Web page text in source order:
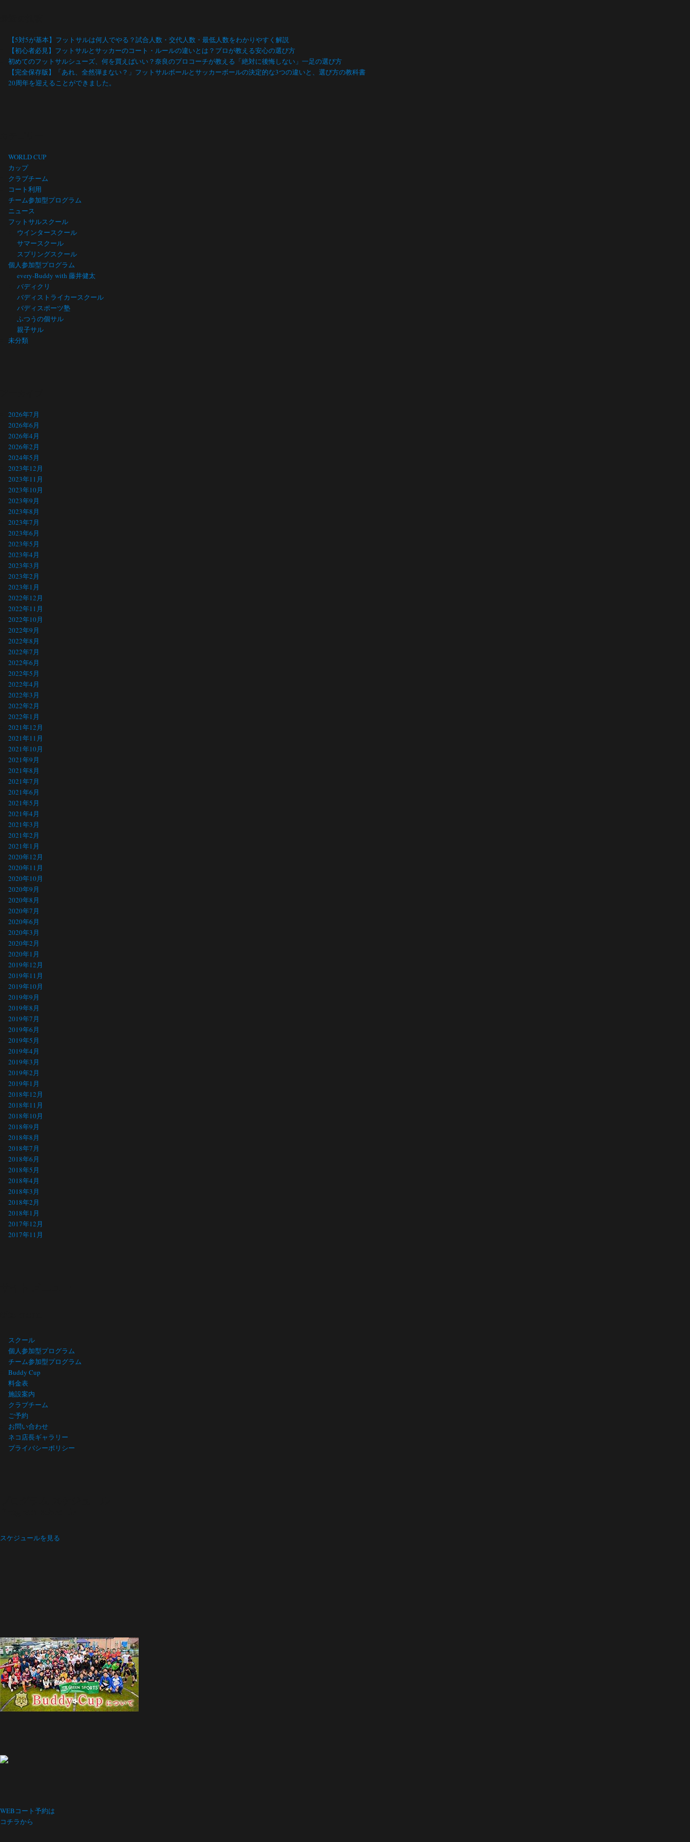
【5対5が基本】フットサルは何人でやる？試合人数・交代人数・最低人数をわかりやすく解説
【初心者必見】フットサルとサッカーのコート・ルールの違いとは？プロが教える安心の選び方
初めてのフットサルシューズ、何を買えばいい？奈良のプロコーチが教える「絶対に後悔しない」一足の選び方
【完全保存版】「あれ、全然弾まない？」フットサルボールとサッカーボールの決定的な3つの違いと、選び方の教科書
20周年を迎えることができました。
WORLD CUP
カップ
クラブチーム
コート利用
チーム参加型プログラム
ニュース
フットサルスクール
ウインタースクール
サマースクール
スプリングスクール
個人参加型プログラム
every-Buddy with 藤井健太
バディクリ
バディストライカースクール
バディスポーツ塾
ふつうの個サル
親子サル
未分類
2026年7月
2026年6月
2026年4月
2026年2月
2024年5月
2023年12月
2023年11月
2023年10月
2023年9月
2023年8月
2023年7月
2023年6月
2023年5月
2023年4月
2023年3月
2023年2月
2023年1月
2022年12月
2022年11月
2022年10月
2022年9月
2022年8月
2022年7月
2022年6月
2022年5月
2022年4月
2022年3月
2022年2月
2022年1月
2021年12月
2021年11月
2021年10月
2021年9月
2021年8月
2021年7月
2021年6月
2021年5月
2021年4月
2021年3月
2021年2月
2021年1月
2020年12月
2020年11月
2020年10月
2020年9月
2020年8月
2020年7月
2020年6月
2020年3月
2020年2月
2020年1月
2019年12月
2019年11月
2019年10月
2019年9月
2019年8月
2019年7月
2019年6月
2019年5月
2019年4月
2019年3月
2019年2月
2019年1月
2018年12月
2018年11月
2018年10月
2018年9月
2018年8月
2018年7月
2018年6月
2018年5月
2018年4月
2018年3月
2018年2月
2018年1月
2017年12月
2017年11月
スクール
個人参加型プログラム
チーム参加型プログラム
Buddy Cup
料金表
施設案内
クラブチーム
ご予約
お問い合わせ
ネコ店長ギャラリー
プライバシーポリシー
スケジュールを見る
WEBコート予約は
コチラから